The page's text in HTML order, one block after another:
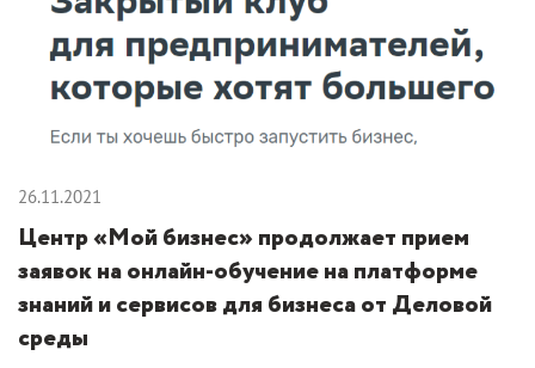
26.11.2021
Центр «Мой бизнес» продолжает прием
заявок на онлайн-обучение на платформе
знаний и сервисов для бизнеса от Деловой
среды